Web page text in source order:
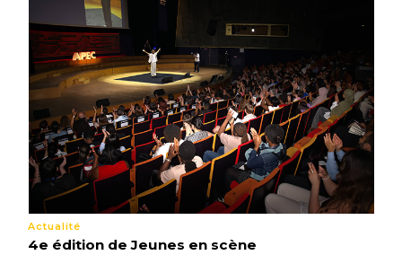
Actualité
4e édition de Jeunes en scène